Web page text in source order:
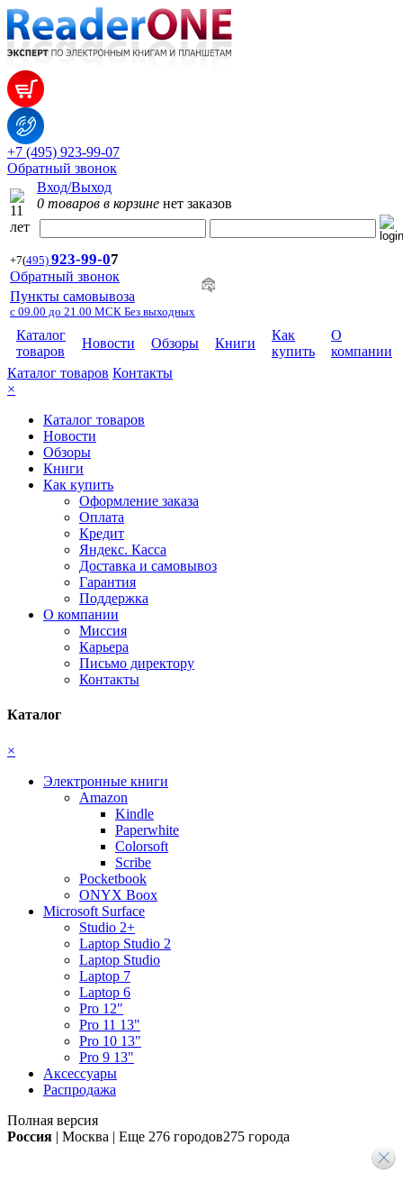
+7 (495) 923-99-07
Обратный звонок
Вход/Выход
0 товаров в корзине нет заказов
+7(495) 923-99-07
Обратный звонок
Пункты самовывоза
с 09.00 до 21.00 МСК Без выходных
Каталог
товаров
Новости Обзоры Книги
Как
купить
О
компании
Каталог товаров Контакты
×
Каталог товаров
Новости
Обзоры
Книги
Как купить
Оформление заказа
Оплата
Кредит
Яндекс. Касса
Доставка и самовывоз
Гарантия
Поддержка
О компании
Миссия
Карьера
Письмо директору
Контакты
Каталог
×
Электронные книги
Amazon
Kindle
Paperwhite
Colorsoft
Scribe
Pocketbook
ONYX Boox
Microsoft Surface
Studio 2+
Laptop Studio 2
Laptop Studio
Laptop 7
Laptop 6
Pro 12"
Pro 11 13"
Pro 10 13"
Pro 9 13"
Аксессуары
Распродажа
Полная версия
Россия | Москва | Еще 276 городов275 города